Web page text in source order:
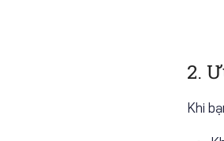
2.
Khi